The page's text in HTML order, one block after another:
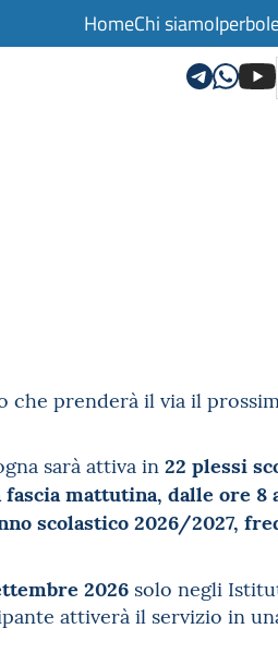
HomeChi siamo
prenderà il via il
sarà attiva in22 plessi
mattutina, dalle ore 8
scolastico 2026/2027,
2026 solo negli
attiverà il servizio in